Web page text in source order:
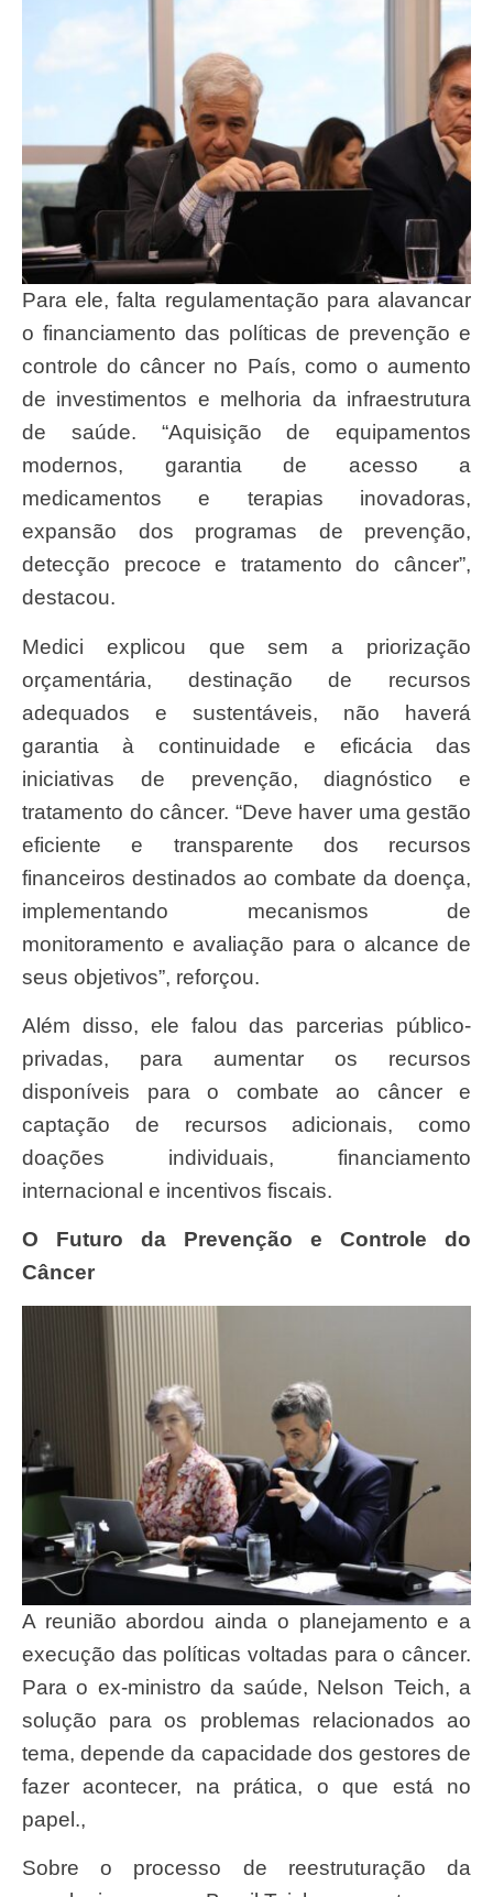
Para ele, falta regulamentação para alavancar
o financiamento das políticas de prevenção e
controle do câncer no País, como o aumento
de investimentos e melhoria da infraestrutura
de saúde. “Aquisição de equipamentos
modernos, garantia de acesso a
medicamentos e terapias inovadoras,
expansão dos programas de prevenção,
detecção precoce e tratamento do câncer”,
destacou.
Medici explicou que sem a priorização
orçamentária, destinação de recursos
adequados e sustentáveis, não haverá
garantia à continuidade e eficácia das
iniciativas de prevenção, diagnóstico e
tratamento do câncer. “Deve haver uma gestão
eficiente e transparente dos recursos
financeiros destinados ao combate da doença,
implementando mecanismos de
monitoramento e avaliação para o alcance de
seus objetivos”, reforçou.
Além disso, ele falou das parcerias público-
privadas, para aumentar os recursos
disponíveis para o combate ao câncer e
captação de recursos adicionais, como
doações individuais, financiamento
internacional e incentivos fiscais.
O Futuro da Prevenção e Controle do
Câncer
A reunião abordou ainda o planejamento e a
execução das políticas voltadas para o câncer.
Para o ex-ministro da saúde, Nelson Teich, a
solução para os problemas relacionados ao
tema, depende da capacidade dos gestores de
fazer acontecer, na prática, o que está no
papel.,
Sobre o processo de reestruturação da